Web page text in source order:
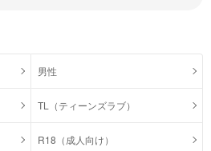
男性
TL（ティーンズラブ）
R18（成人向け）